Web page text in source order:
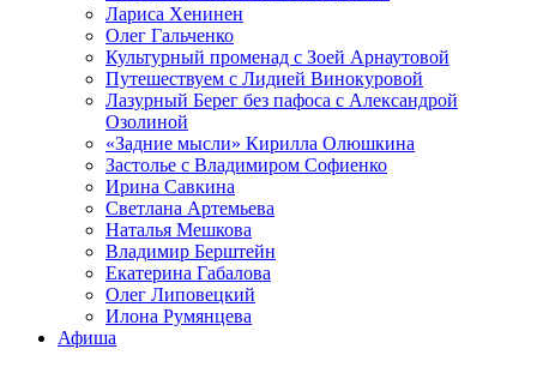
Лариса Хенинен
Олег Гальченко
Культурный променад с Зоей Арнаутовой
Путешествуем с Лидией Винокуровой
Лазурный Берег без пафоса с Александрой
Озолиной
«Задние мысли» Кирилла Олюшкина
Застолье с Владимиром Софиенко
Ирина Савкина
Светлана Артемьева
Наталья Мешкова
Владимир Берштейн
Екатерина Габалова
Олег Липовецкий
Илона Румянцева
Афиша